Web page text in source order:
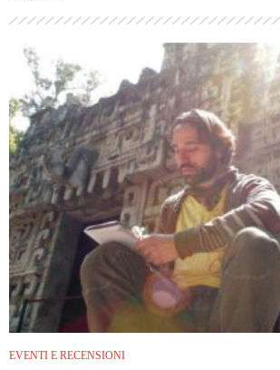
EVENTI E RECENSIONI